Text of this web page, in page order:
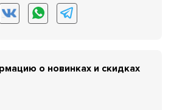
о новинках и скидках